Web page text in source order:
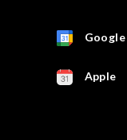
Google
Apple